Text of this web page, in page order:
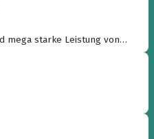
mega starke Leistung von